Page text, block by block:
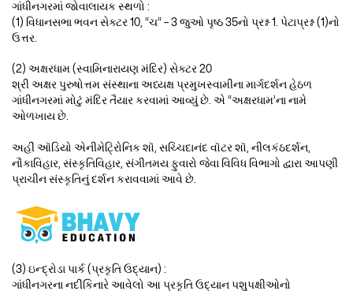
ગાંધીનગરમાં જોવાલાયક સ્થળો :
(1) વિધાનસભા ભવન સેક્ટર 10, “ચ” – 3 જુઓ પૃષ્ઠ 35નો પ્રશ્ન 1. પેટાપ્રશ્ન (1)નો
ઉત્તર.
(2) અક્ષરધામ (સ્વામિનારાયણ મંદિર) સેક્ટર 20
શ્રી અક્ષર પુરુષોત્તમ સંસ્થાના અધ્યક્ષ પ્રમુખસ્વામીના માર્ગદર્શન હેઠળ
ગાંધીનગરમાં મોટું મંદિર તૈયાર કરવામાં આવ્યું છે. એ “અક્ષરધામ’ના નામે
ઓળખાય છે.
અહીં ઑડિયો એનીમેટ્રિોનિક શૉ, સચ્ચિદાનંદ વૉટર શૉ, નીલકંઠદર્શન,
નૌકાવિહાર, સંસ્કૃતિવિહાર, સંગીતમય ફુવારો જેવા વિવિધ વિભાગો દ્વારા આપણી
પ્રાચીન સંસ્કૃતિનું દર્શન કરાવવામાં આવે છે.
(3) ઇન્દ્રોડા પાર્ક (પ્રકૃતિ ઉદ્યાન) :
ગાંધીનગરના નદીકિનારે આવેલો આ પ્રકૃતિ ઉદ્યાન પશુપક્ષીઓનો